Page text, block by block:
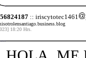
:: iriscytotec1461
18:20 Hrs.